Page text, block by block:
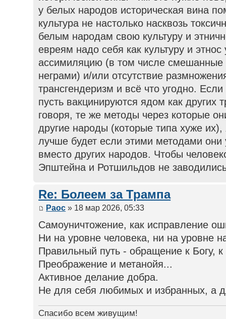
у белых народов историческая вина
культура не настолько насквозь
белым народам свою культуру и
евреям надо себя как культуру и
ассимиляцию (в том числе смешанные
неграми) и/или отсутствие
трансгендеризм и всё что угодно.
пусть вакцинируются ядом как других
говоря, те же методы через которые
другие народы (которые типа хуже их),
лучше будет если этими методами они
вместо других народов. Чтобы
Эпштейна и Ротшильдов не
Re: Болеем за Трампа
Раос » 18 мар 2026, 05:33
Самоуничтожение, как исправление
Ни на уровне человека, ни на уровне
Правильный путь - обращение к Богу, к
Преображение и метанойя...
Активное делание добра.
Не для себя любимых и избранных, а
Спасибо всем живущим!